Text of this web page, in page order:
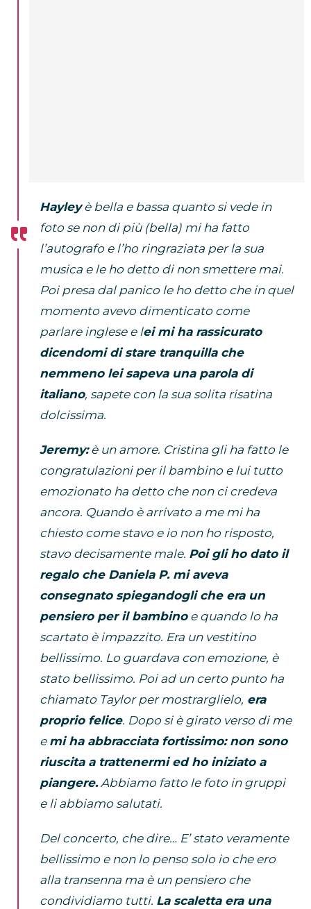
Hayleyè bella e bassa quanto si vede in
foto se non di più (bella) mi ha fatto
l’autografo e l’ho ringraziata per la sua
musica e le ho detto di non smettere mai.
Poi presa dal panico le ho detto che in quel
momento avevo dimenticato come
parlare inglese e lei mi ha rassicurato
dicendomi di stare tranquilla che
nemmeno lei sapeva una parola di
italiano, sapete con la sua solita risatina
dolcissima.
Jeremy:è un amore. Cristina gli ha fatto le
congratulazioni per il bambino e lui tutto
emozionato ha detto che non ci credeva
ancora. Quando è arrivato a me mi ha
chiesto come stavo e io non ho risposto,
stavo decisamente male. Poi gli ho dato il
regalo che Daniela P. mi aveva
consegnato spiegandogli che era un
pensiero per il bambinoe quando lo ha
scartato è impazzito. Era un vestitino
bellissimo. Lo guardava con emozione, è
stato bellissimo. Poi ad un certo punto ha
chiamato Taylor per mostrarglielo, era
proprio felice. Dopo si è girato verso di me
e mi ha abbracciata fortissimo: non sono
riuscita a trattenermi ed ho iniziato a
piangere.Abbiamo fatto le foto in gruppi
e li abbiamo salutati.
Del concerto, che dire… E’ stato veramente
bellissimo e non lo penso solo io che ero
alla transenna ma è un pensiero che
condividiamo tutti. La scaletta era una